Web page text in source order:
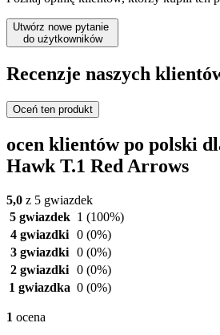
Utwórz nowe pytanie
do użytkowników
Recenzje naszych
Oceń ten produkt
ocen klientów po polski
Hawk T.1 Red Arrows
5,0 z 5 gwiazdek
5 gwiazdek 1 (100%)
4 gwiazdki 0 (0%)
3 gwiazdki 0 (0%)
2 gwiazdki 0 (0%)
1 gwiazdka 0 (0%)
1 ocena